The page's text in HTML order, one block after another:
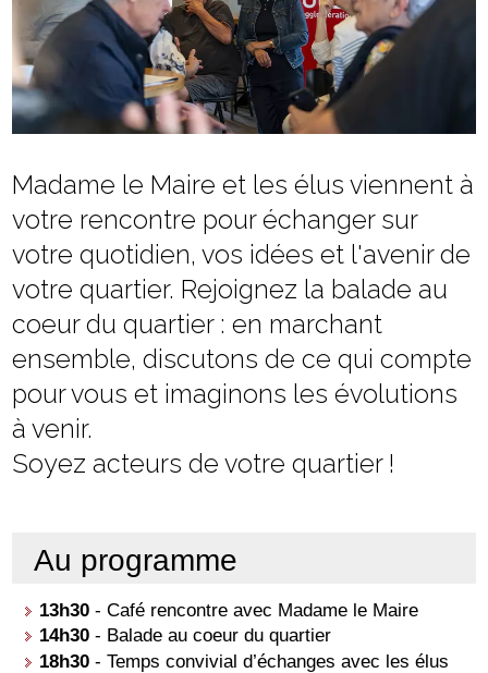
Madame le Maire et les élus viennent à
votre rencontre pour échanger sur
votre quotidien, vos idées et l'avenir de
votre quartier. Rejoignez la balade au
coeur du quartier : en marchant
ensemble, discutons de ce qui compte
pour vous et imaginons les évolutions
à venir.
Soyez acteurs de votre quartier !
Au programme
13h30 - Café rencontre avec Madame le Maire
14h30- Balade au coeur du quartier
18h30 - Temps convivial d’échanges avec les élus